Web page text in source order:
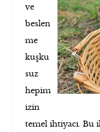
ve
beslen
me
kuşku
suz
hepim
izin
temel ihtiyacı. Bu